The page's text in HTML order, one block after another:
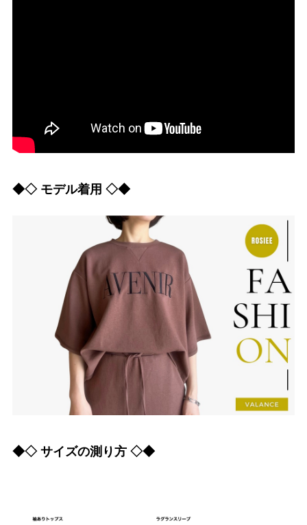
◆◇ モデル着用 ◇◆
◆◇ サイズの測り方 ◇◆